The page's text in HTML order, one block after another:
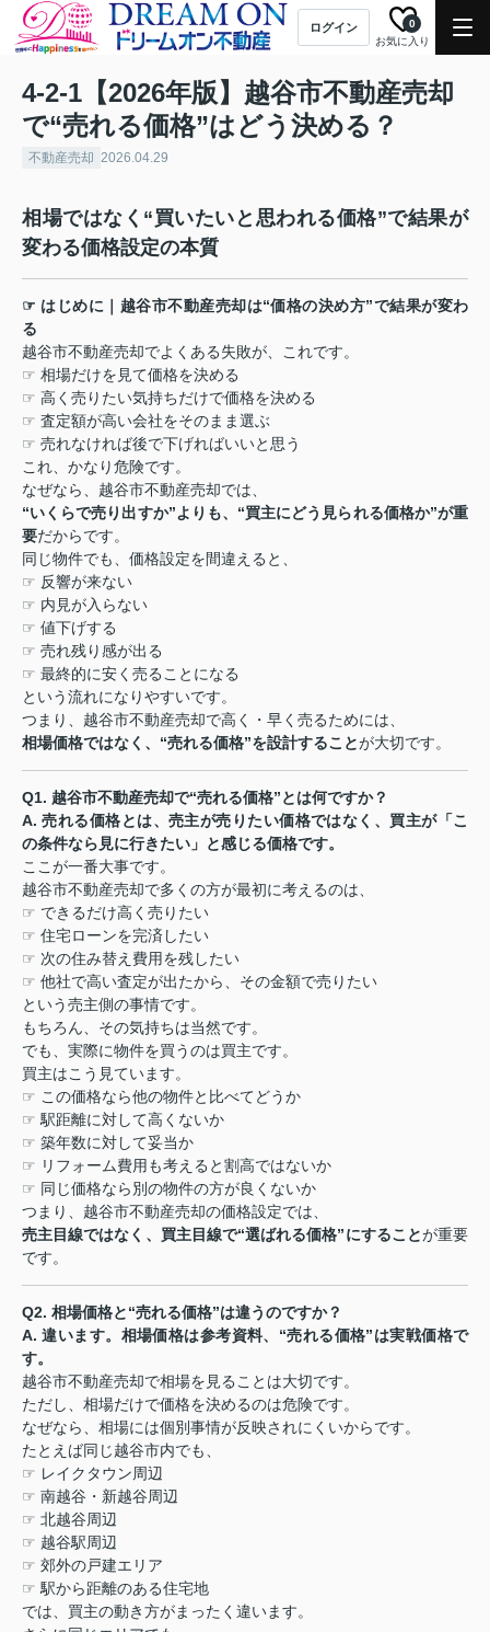
ログイン
お気に入り
0
4-2-1【2026年版】越谷市不動産売却
で“売れる価格”はどう決める？
不動産売却 2026.04.29
相場ではなく “買いたいと思われる価格”で結果が
変わる価格設定の本質
☞ はじめに｜越谷市不動産売却は“価格の決め方”で結果が変わ
る
越谷市不動産売却でよくある失敗が、これです。
☞ 相場だけを見て価格を決める
☞ 高く売りたい気持ちだけで価格を決める
☞ 査定額が高い会社をそのまま選ぶ
☞ 売れなければ後で下げればいいと思う
これ、かなり危険です。
なぜなら、越谷市不動産売却では、
“いくらで売り出すか”よりも、 “買主にどう見られる価格か”が重
要だからです。
同じ物件でも、価格設定を間違えると、
☞ 反響が来ない
☞ 内見が入らない
☞ 値下げする
☞ 売れ残り感が出る
☞ 最終的に安く売ることになる
という流れになりやすいです。
つまり、越谷市不動産売却で高く・早く売るためには、
相場価格ではなく、 “売れる価格”を設計することが大切です。
Q1. 越谷市不動産売却で“売れる価格”とは何ですか？
A.売れる価格とは、売主が売りたい価格ではなく、買主が「こ
の条件なら見に行きたい」と感じる価格です。
ここが一番大事です。
越谷市不動産売却で多くの方が最初に考えるのは、
☞ できるだけ高く売りたい
☞ 住宅ローンを完済したい
☞ 次の住み替え費用を残したい
☞ 他社で高い査定が出たから、その金額で売りたい
という売主側の事情です。
もちろん、その気持ちは当然です。
でも、実際に物件を買うのは買主です。
買主はこう見ています。
☞ この価格なら他の物件と比べてどうか
☞ 駅距離に対して高くないか
☞ 築年数に対して妥当か
☞ リフォーム費用も考えると割高ではないか
☞ 同じ価格なら別の物件の方が良くないか
つまり、越谷市不動産売却の価格設定では、
売主目線ではなく、買主目線で“選ばれる価格”にすることが重要
です。
Q2. 相場価格と“売れる価格”は違うのですか？
A.違います。相場価格は参考資料、 “売れる価格”は実戦価格で
す。
越谷市不動産売却で相場を見ることは大切です。
ただし、相場だけで価格を決めるのは危険です。
なぜなら、相場には個別事情が反映されにくいからです。
たとえば同じ越谷市内でも、
☞ レイクタウン周辺
☞ 南越谷・新越谷周辺
☞ 北越谷周辺
☞ 越谷駅周辺
☞ 郊外の戸建エリア
☞ 駅から距離のある住宅地
では、買主の動き方がまったく違います。